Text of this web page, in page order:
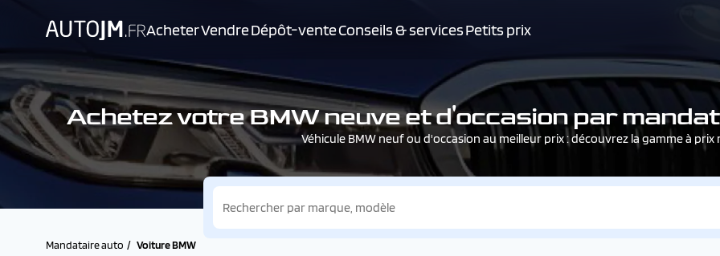
AcheterVendreDépôt-venteConseils & servicesPetits prix
Achetez votre BMW neuve et d'occasion par
Véhicule BMW neuf ou d'occasion au meilleur prix : découvrez la gamme à
Mandataire auto Voiture BMW